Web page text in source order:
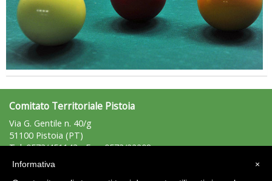
La formazione Uisp rallenta ma prosegue anche in estate
Comitato Territoriale Pistoia
Via G. Gentile n. 40/g
51100 Pistoia (PT)
Tel: 0573/451143 - Fax: 0573/22208
e-mail:pistoia@uisp.it ×
Informativa